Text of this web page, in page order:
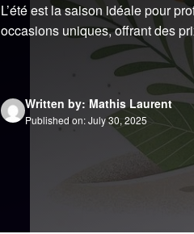
L’été est la saison idéale pour
occasions uniques, offrant des
Written by: Mathis Laurent
Published on: July 30, 2025